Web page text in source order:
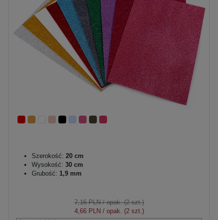
Szerokość: 20 cm
Wysokość: 30 cm
Grubość: 1,9 mm
7,16 PLN/ opak. (2 szt.)
4,66 PLN/ opak. (2 szt.)